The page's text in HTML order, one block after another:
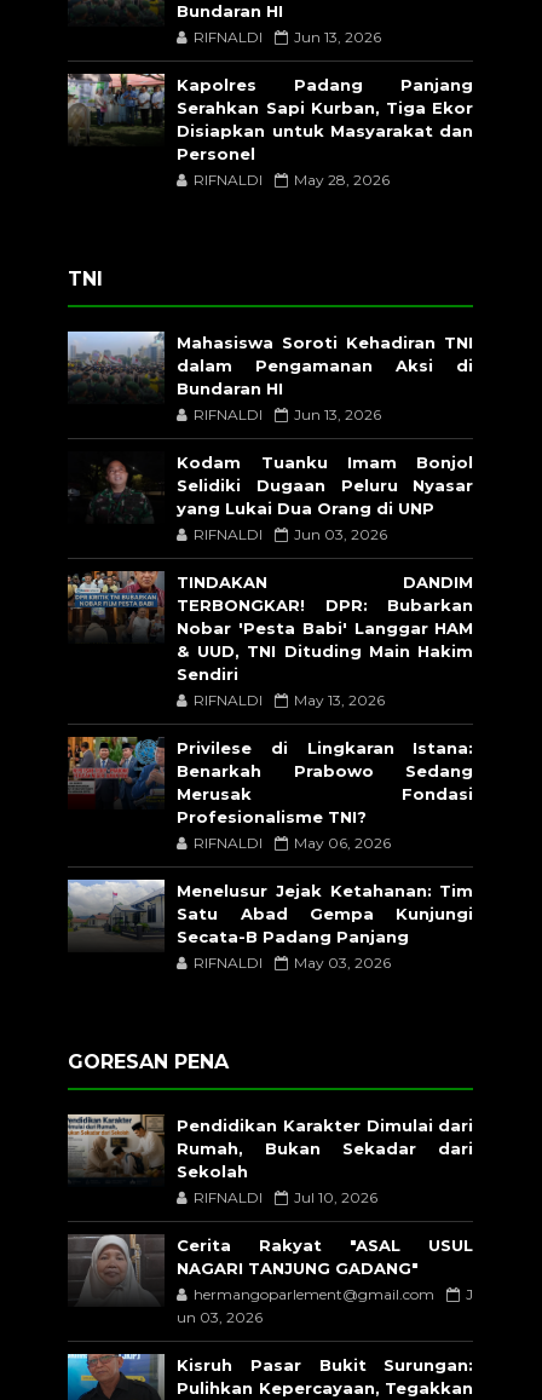
Bundaran HI
RIFNALDI Jun 13, 2026
Kapolres Padang Panjang
Serahkan Sapi Kurban, Tiga Ekor
Disiapkan untuk Masyarakat dan
Personel
RIFNALDI May 28, 2026
TNI
Mahasiswa Soroti Kehadiran TNI
dalam Pengamanan Aksi di
Bundaran HI
RIFNALDI Jun 13, 2026
Kodam Tuanku Imam Bonjol
Selidiki Dugaan Peluru Nyasar
yang Lukai Dua Orang di UNP
RIFNALDI Jun 03, 2026
TINDAKAN DANDIM
TERBONGKAR! DPR: Bubarkan
Nobar 'Pesta Babi' Langgar HAM
& UUD, TNI Dituding Main Hakim
Sendiri
RIFNALDI May 13, 2026
Privilese di Lingkaran Istana:
Benarkah Prabowo Sedang
Merusak Fondasi
Profesionalisme TNI?
RIFNALDI May 06, 2026
Menelusur Jejak Ketahanan: Tim
Satu Abad Gempa Kunjungi
Secata-B Padang Panjang
RIFNALDI May 03, 2026
GORESAN PENA
Pendidikan Karakter Dimulai dari
Rumah, Bukan Sekadar dari
Sekolah
RIFNALDI Jul 10, 2026
Cerita Rakyat "ASAL USUL
NAGARI TANJUNG GADANG"
hermangoparlement@gmail.com
J
un 03, 2026
Kisruh Pasar Bukit Surungan:
Pulihkan Kepercayaan, Tegakkan